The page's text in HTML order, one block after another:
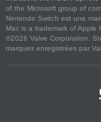
of the Microsoft group of
Nintendo Switch est une
Mac is a trademark of Apple
©2026 Valve Corporation.
marques enregistrées par